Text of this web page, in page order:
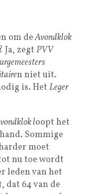
om deAvondklok
zegt PVV
n niet uit.
is. Het Leger
loopt het
Sommige
moet
nu toe wordt
leden van het
dat 64 van de